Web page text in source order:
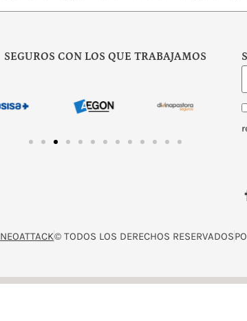
SEGUROS CON LOS QUE TRABAJAMOS
NEOATTACK© TODOS LOS DERECHOS RESERVADOS